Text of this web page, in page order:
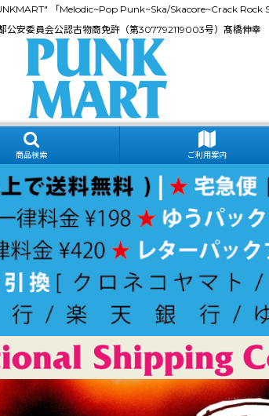
「Melodic~Pop Punk~Ska/Skacore~Crack Rock
公安委員会公認古物商免許（第307792119003号）髙橋伸幸
商品検索 ご利用案内